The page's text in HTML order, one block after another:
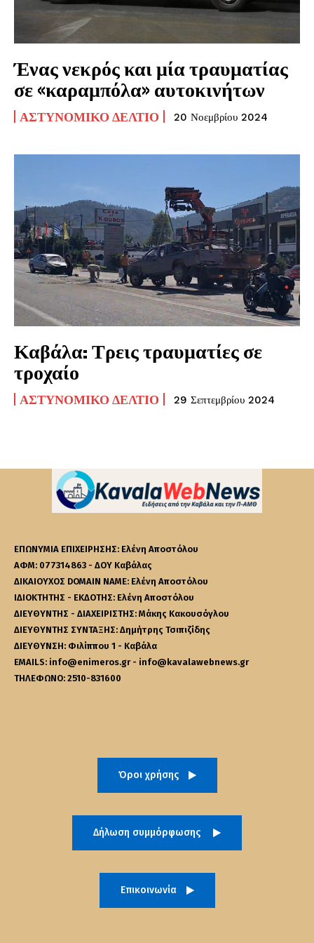
Ένας νεκρός και μία τραυματίας
σε «καραμπόλα» αυτοκινήτων
ΑΣΤΥΝΟΜΙΚΌ ΔΕΛΤΊΟ 20 Νοεμβρίου 2024
Καβάλα: Τρεις τραυματίες σε
τροχαίο
ΑΣΤΥΝΟΜΙΚΌ ΔΕΛΤΊΟ 29 Σεπτεμβρίου 2024
ΕΠΩΝΥΜΙΑ ΕΠΙΧΕΙΡΗΣΗΣ: Ελένη Αποστόλου
ΑΦΜ: 077314863 - ΔΟΥ Καβάλας
ΔΙΚΑΙΟΥΧΟΣ DOMAIN NAME: Ελένη Αποστόλου
ΙΔΙΟΚΤΗΤΗΣ - ΕΚΔΟΤΗΣ: Ελένη Αποστόλου
ΔΙΕΥΘΥΝΤΗΣ - ΔΙΑΧΕΙΡΙΣΤΗΣ: Μάκης Κακουσόγλου
ΔΙΕΥΘΥΝΤΗΣ ΣΥΝΤΑΞΗΣ: Δημήτρης Τσιπιζίδης
ΔΙΕΥΘΥΝΣΗ: Φιλίππου 1 - Καβάλα
EMAILS: info@enimeros.gr - info@kavalawebnews.gr
ΤΗΛΕΦΩΝΟ: 2510-831600
Όροι χρήσης
Δήλωση συμμόρφωσης
Επικοινωνία